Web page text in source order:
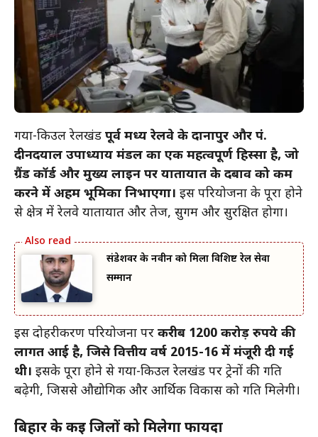
गया-किउल रेलखंड पूर्व मध्य रेलवे के दानापुर और पं.
दीनदयाल उपाध्याय मंडल का एक महत्वपूर्ण हिस्सा है, जो
ग्रैंड कॉर्ड और मुख्य लाइन पर यातायात के दबाव को कम
करने में अहम भूमिका निभाएगा। इस परियोजना के पूरा होने
से क्षेत्र में रेलवे यातायात और तेज, सुगम और सुरक्षित होगा।
संडेशवर के नवीन को मिला विशिष्ट रेल सेवा
सम्मान
इस दोहरीकरण परियोजना पर करीब 1200 करोड़ रुपये की
लागत आई है, जिसे वित्तीय वर्ष 2015-16 में मंजूरी दी गई
थी। इसके पूरा होने से गया-किउल रेलखंड पर ट्रेनों की गति
बढ़ेगी, जिससे औद्योगिक और आर्थिक विकास को गति मिलेगी।
बिहार के कई जिलों को मिलेगा फायदा